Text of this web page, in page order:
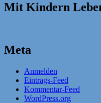
Mit Kindern
Meta
Anmelden
Eintrags-Feed
Kommentar-Feed
WordPress.org